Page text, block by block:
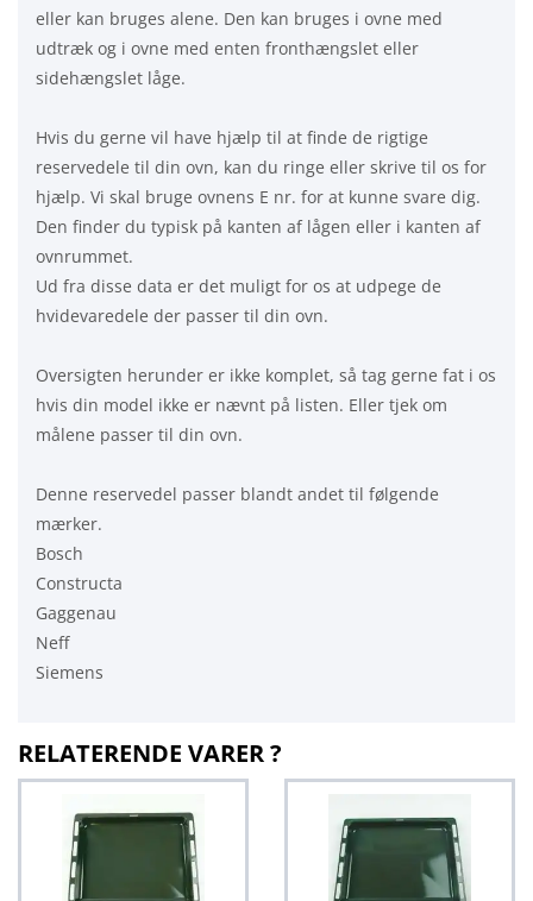
eller kan bruges alene. Den kan bruges i ovne med
udtræk og i ovne med enten fronthængslet eller
sidehængslet låge.
Hvis du gerne vil have hjælp til at finde de rigtige
reservedele til din ovn, kan du ringe eller skrive til os for
hjælp. Vi skal bruge ovnens E nr. for at kunne svare dig.
Den finder du typisk på kanten af lågen eller i kanten af
ovnrummet.
Ud fra disse data er det muligt for os at udpege de
hvidevaredele der passer til din ovn.
Oversigten herunder er ikke komplet, så tag gerne fat i os
hvis din model ikke er nævnt på listen. Eller tjek om
målene passer til din ovn.
Denne reservedel passer blandt andet til følgende
mærker.
Bosch
Constructa
Gaggenau
Neff
Siemens
RELATERENDE VARER ?